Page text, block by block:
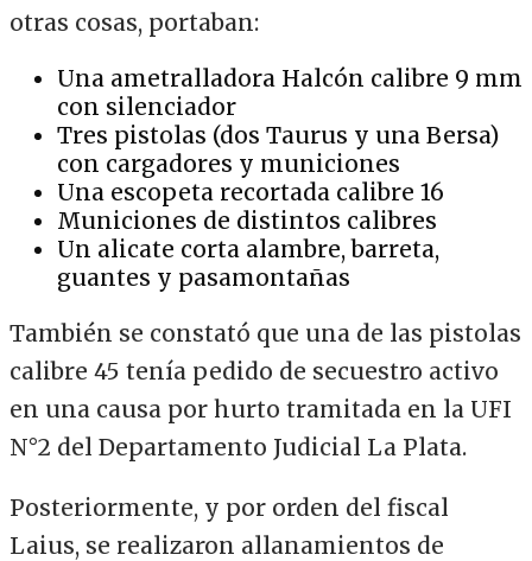
otras cosas, portaban:
Una ametralladora Halcón calibre 9 mm
con silenciador
Tres pistolas (dos Taurus y una Bersa)
con cargadores y municiones
Una escopeta recortada calibre 16
Municiones de distintos calibres
Un alicate corta alambre, barreta,
guantes y pasamontañas
También se constató que una de las pistolas
calibre 45 tenía pedido de secuestro activo
en una causa por hurto tramitada en la UFI
N°2 del Departamento Judicial La Plata.
Posteriormente, y por orden del fiscal
Laius, se realizaron allanamientos de